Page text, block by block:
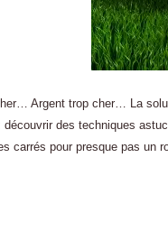
Argent trop cher… La
des techniques
carrés pour presque pas un